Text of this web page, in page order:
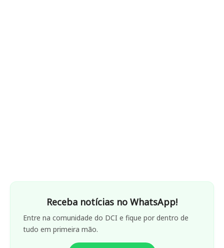
Receba notícias no WhatsApp!
Entre na comunidade do DCI e fique por dentro de
tudo em primeira mão.